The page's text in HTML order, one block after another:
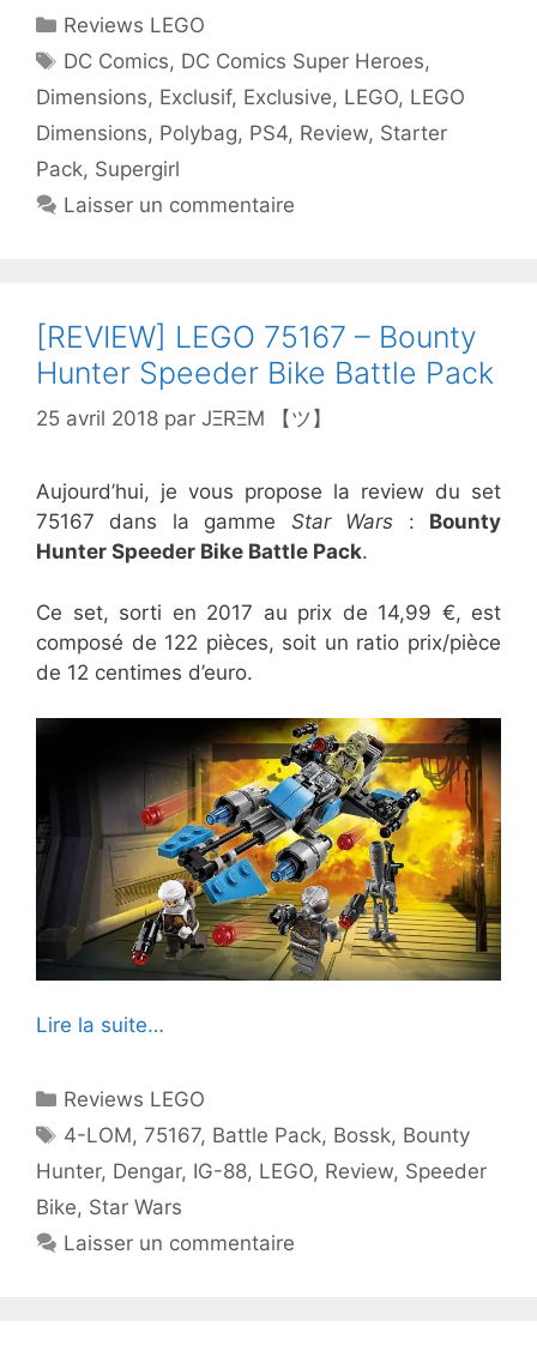
Catégories
Reviews LEGO
Étiquettes
DC Comics, DC Comics Super Heroes,
Dimensions, Exclusif, Exclusive, LEGO, LEGO
Dimensions, Polybag, PS4, Review, Starter
Pack, Supergirl
Laisser un commentaire
[REVIEW] LEGO 75167 – Bounty
Hunter Speeder Bike Battle Pack
25 avril 2018 par JΞRΞM 【ツ】
Aujourd’hui, je vous propose la review du set
75167 dans la gamme Star Wars : Bounty
Hunter Speeder Bike Battle Pack.
Ce set, sorti en 2017 au prix de 14,99 €, est
composé de 122 pièces, soit un ratio prix/pièce
de 12 centimes d’euro.
Lire la suite…
Catégories
Reviews LEGO
Étiquettes
4-LOM,75167, Battle Pack, Bossk, Bounty
Hunter, Dengar, IG-88, LEGO, Review, Speeder
Bike, Star Wars
Laisser un commentaire